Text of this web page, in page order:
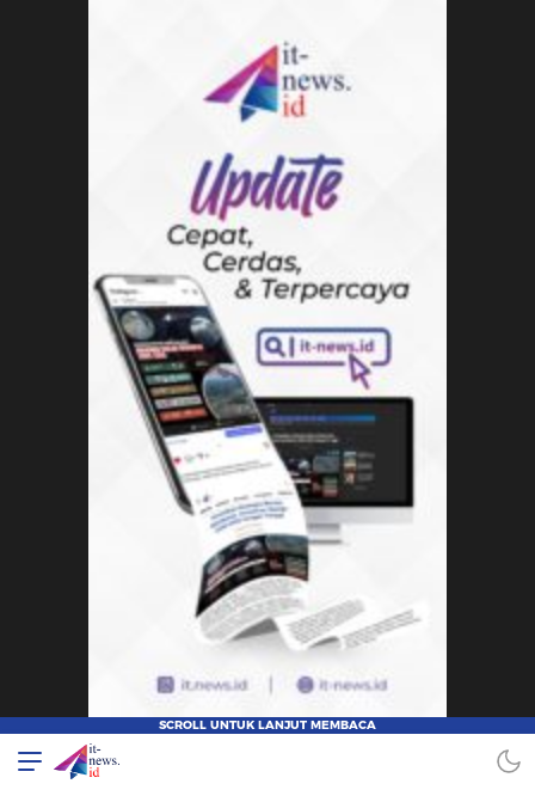
IT-NEWS
Update Cepat, Cerdas, dan Terpercaya